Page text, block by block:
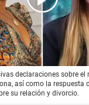
declaraciones sobre
así como la respuesta
su relación y divorcio.